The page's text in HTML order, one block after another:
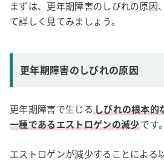
まずは、更年期障害のしびれの原因
て詳しく見てみましょう。
更年期障害のしびれの原因
更年期障害で生じる しびれの根本的
一種であるエストロゲンの減少です。
エストロゲンが減少することによる